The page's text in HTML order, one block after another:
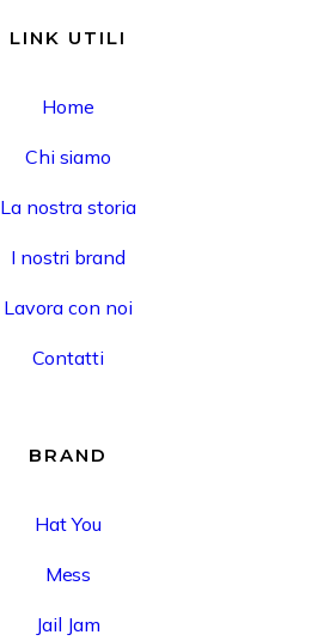
LINK UTILI
Home
Chi siamo
La nostra storia
I nostri brand
Lavora con noi
Contatti
BRAND
Hat You
Mess
Jail Jam